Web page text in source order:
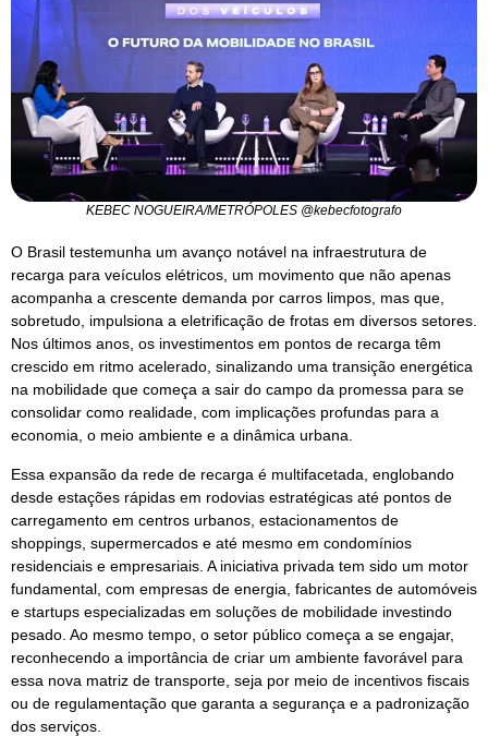
KEBEC NOGUEIRA/METRÓPOLES @kebecfotografo
O Brasil testemunha um avanço notável na infraestrutura de
recarga para veículos elétricos, um movimento que não apenas
acompanha a crescente demanda por carros limpos, mas que,
sobretudo, impulsiona a eletrificação de frotas em diversos setores.
Nos últimos anos, os investimentos em pontos de recarga têm
crescido em ritmo acelerado, sinalizando uma transição energética
na mobilidade que começa a sair do campo da promessa para se
consolidar como realidade, com implicações profundas para a
economia, o meio ambiente e a dinâmica urbana.
Essa expansão da rede de recarga é multifacetada, englobando
desde estações rápidas em rodovias estratégicas até pontos de
carregamento em centros urbanos, estacionamentos de
shoppings, supermercados e até mesmo em condomínios
residenciais e empresariais. A iniciativa privada tem sido um motor
fundamental, com empresas de energia, fabricantes de automóveis
e startups especializadas em soluções de mobilidade investindo
pesado. Ao mesmo tempo, o setor público começa a se engajar,
reconhecendo a importância de criar um ambiente favorável para
essa nova matriz de transporte, seja por meio de incentivos fiscais
ou de regulamentação que garanta a segurança e a padronização
dos serviços.